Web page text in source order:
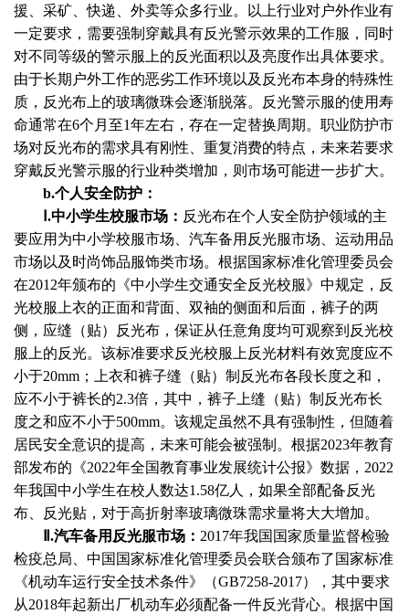
援、采矿、快递、外卖等众多行业。以上行业对户外作业有
一定要求，需要强制穿戴具有反光警示效果的工作服，同时
对不同等级的警示服上的反光面积以及亮度作出具体要求。
由于长期户外工作的恶劣工作环境以及反光布本身的特殊性
质，反光布上的玻璃微珠会逐渐脱落。反光警示服的使用寿
命通常在6个月至1年左右，存在一定替换周期。职业防护市
场对反光布的需求具有刚性、重复消费的特点，未来若要求
穿戴反光警示服的行业种类增加，则市场可能进一步扩大。
b.个人安全防护：
Ⅰ.中小学生校服市场： 反光布在个人安全防护领域的主
要应用为中小学校服市场、汽车备用反光服市场、运动用品
市场以及时尚饰品服饰类市场。根据国家标准化管理委员会
在2012年颁布的《中小学生交通安全反光校服》中规定，反
光校服上衣的正面和背面、双袖的侧面和后面，裤子的两
侧，应缝（贴）反光布，保证从任意角度均可观察到反光校
服上的反光。该标准要求反光校服上反光材料有效宽度应不
小于20mm；上衣和裤子缝（贴）制反光布各段长度之和，
应不小于裤长的2.3倍，其中，裤子上缝（贴）制反光布长
度之和应不小于500mm。该规定虽然不具有强制性，但随着
居民安全意识的提高，未来可能会被强制。根据2023年教育
部发布的《2022年全国教育事业发展统计公报》数据，2022
年我国中小学生在校人数达1.58亿人，如果全部配备反光
布、反光贴，对于高折射率玻璃微珠需求量将大大增加。
Ⅱ.汽车备用反光服市场： 2017年我国国家质量监督检验
检疫总局、中国国家标准化管理委员会联合颁布了国家标准
《机动车运行安全技术条件》（GB7258-2017），其中要求
从2018年起新出厂机动车必须配备一件反光背心。根据中国